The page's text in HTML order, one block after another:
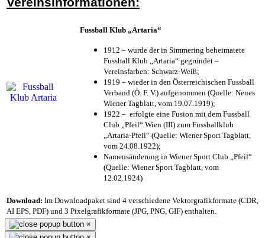
Fussball Klub „Artaria“
1912 – wurde der in Simmering beheimatete
Fussball Klub „Artaria“ gegründet –
Vereinsfarben: Schwarz-Weiß;
1919 – wieder in den Österreichischen Fussball
Verband (Ö. F. V.) aufgenommen (Quelle: Neues
Wiener Tagblatt, vom 19.07.1919);
1922 – erfolgte eine Fusion mit dem Fussball
Club „Pfeil“ Wien (III) zum Fussballklub
„Artaria-Pfeil“ (Quelle: Wiener Sport Tagblatt,
vom 24.08.1922);
Namensänderung in Wiener Sport Club „Pfeil“
(Quelle: Wiener Sport Tagblatt, vom
12.02.1924)
Download: Im Downloadpaket sind 4 verschiedene Vektorgrafikformate (CDR,
AI EPS, PDF) und 3 Pixelgrafikformate (JPG, PNG, GIF) enthalten.
×